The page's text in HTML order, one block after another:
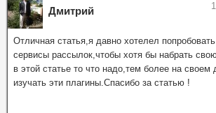
Дмитрий
Отличная статья,я давно хотелел
сервисы рассылок,чтобы хотя бы набрать
в этой статье то что надо,тем более на своем
изучать эти плагины.Спасибо за статью !